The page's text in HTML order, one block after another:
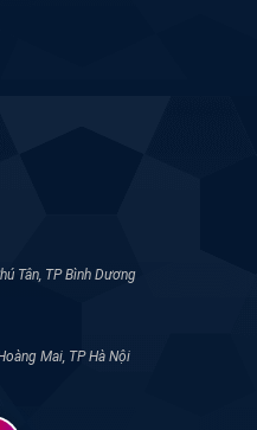
Tân, TP Bình Dương
Mai, TP Hà Nội